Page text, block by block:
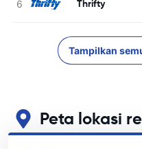
Thrifty
Tampilkan
Peta lokasi
Lihat lokasi persewaan